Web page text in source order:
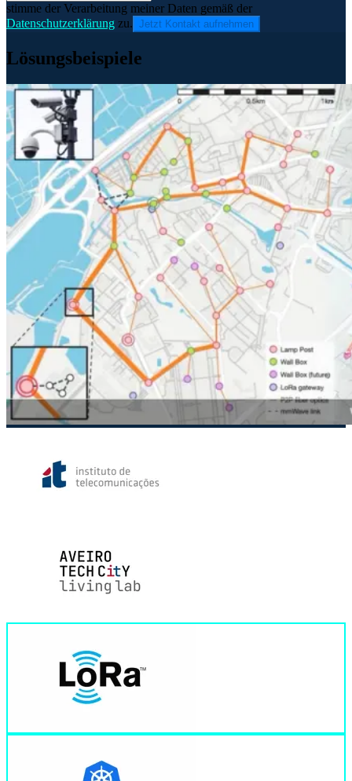
stimme der Verarbeitung meiner Daten gemäß der
Datenschutzerklärung zu. Jetzt Kontakt aufnehmen
Lösungsbeispiele